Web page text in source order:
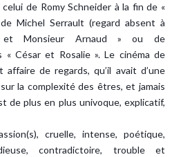
de Romy Schneider à la fin de «
Michel Serrault (regard absent à
et Monsieur Arnaud » ou de
« César et Rosalie ». Le cinéma de
de regards, qu’il avait d’une
la complexité des êtres, et jamais
de plus en plus univoque, explicatif,
cruelle, intense, poétique,
contradictoire, trouble et